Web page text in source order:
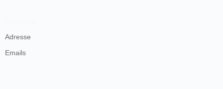
Adresse
Emails